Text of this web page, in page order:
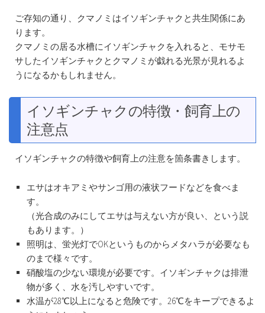
ご存知の通り、クマノミはイソギンチャクと共生関係にあ
ります。
クマノミの居る水槽にイソギンチャクを入れると、モサモ
サしたイソギンチャクとクマノミが戯れる光景が見れるよ
うになるかもしれません。
イソギンチャクの特徴・飼育上の
注意点
イソギンチャクの特徴や飼育上の注意を箇条書きします。
エサはオキアミやサンゴ用の液状フードなどを食べま
す。
（光合成のみにしてエサは与えない方が良い、という説
もあります。）
照明は、蛍光灯でOKというものからメタハラが必要なも
のまで様々です。
硝酸塩の少ない環境が必要です。イソギンチャクは排泄
物が多く、水を汚しやすいです。
水温が28℃以上になると危険です。26℃をキープできるよ